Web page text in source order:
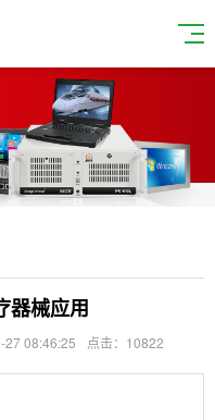
器械应用
27 08:46:25 点击：10822